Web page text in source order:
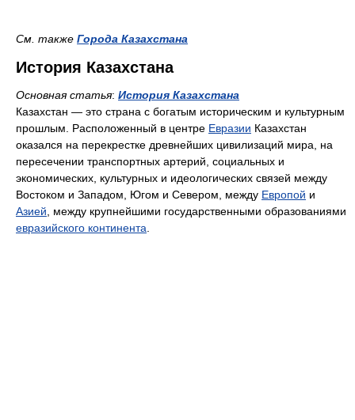
См. также Города Казахстана
История Казахстана
Основная статья: История Казахстана
Казахстан — это страна с богатым историческим и культурным
прошлым. Расположенный в центре Евразии Казахстан
оказался на перекрестке древнейших цивилизаций мира, на
пересечении транспортных артерий, социальных и
экономических, культурных и идеологических связей между
Востоком и Западом, Югом и Севером, между Европой и
Азией , между крупнейшими государственными образованиями
евразийского континента